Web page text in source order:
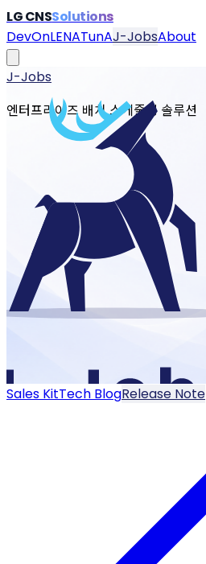
LG CNSSolutions
DevOnLENATunAJ-JobsAbout
J-Jobs
엔터프라이즈 배치 스케줄링 솔루션
Sales KitTech BlogRelease Note